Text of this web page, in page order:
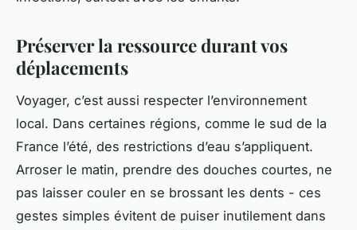
Préserver la ressource durant vos
déplacements
Voyager, c’est aussi respecter l’environnement
local. Dans certaines régions, comme le sud de la
France l’été, des restrictions d’eau s’appliquent.
Arroser le matin, prendre des douches courtes, ne
pas laisser couler en se brossant les dents - ces
gestes simples évitent de puiser inutilement dans